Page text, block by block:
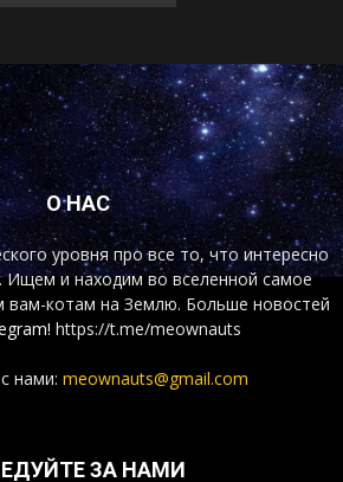
О НАС
уровня про все то, что интересно
Ищем и находим во вселенной самое
вам-котам на Землю. Больше новостей
https://t.me/meownauts
нами: meownauts@gmail.com
ЗА НАМИ